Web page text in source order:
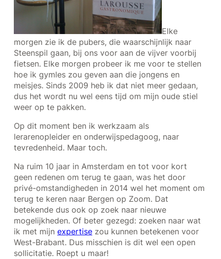
Elke
morgen zie ik de pubers, die waarschijnlijk naar
Steenspil gaan, bij ons voor aan de vijver voorbij
fietsen. Elke morgen probeer ik me voor te stellen
hoe ik gymles zou geven aan die jongens en
meisjes. Sinds 2009 heb ik dat niet meer gedaan,
dus het wordt nu wel eens tijd om mijn oude stiel
weer op te pakken.
Op dit moment ben ik werkzaam als
lerarenopleider en onderwijspedagoog, naar
tevredenheid. Maar toch.
Na ruim 10 jaar in Amsterdam en tot voor kort
geen redenen om terug te gaan, was het door
privé-omstandigheden in 2014 wel het moment om
terug te keren naar Bergen op Zoom. Dat
betekende dus ook op zoek naar nieuwe
mogelijkheden. Of beter gezegd: zoeken naar wat
ik met mijn expertise zou kunnen betekenen voor
West-Brabant. Dus misschien is dit wel een open
sollicitatie. Roept u maar!